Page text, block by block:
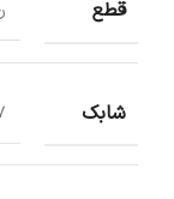
قطع
شابک